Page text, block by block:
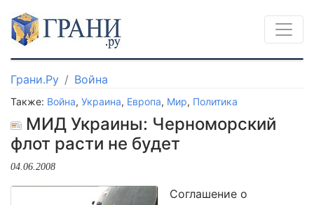
Грани.Ру Война
Также: Война, Украина, Европа, Мир, Политика
МИД Украины: Черноморский
флот расти не будет
04.06.2008
Соглашение о